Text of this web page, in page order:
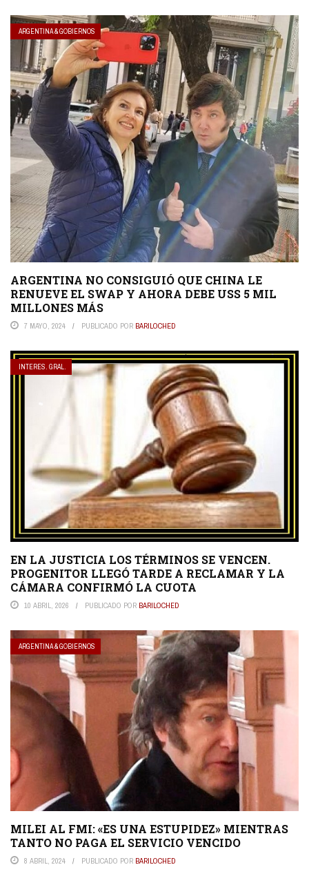
ARGENTINA & GOBIERNOS
ARGENTINA NO CONSIGUIÓ QUE CHINA LE
RENUEVE EL SWAP Y AHORA DEBE USS 5 MIL
MILLONES MÁS
7 MAYO, 2024 PUBLICADO POR BARILOCHED
INTERES. GRAL.
EN LA JUSTICIA LOS TÉRMINOS SE VENCEN.
PROGENITOR LLEGÓ TARDE A RECLAMAR Y LA
CÁMARA CONFIRMÓ LA CUOTA
10 ABRIL, 2026 PUBLICADO POR BARILOCHED
ARGENTINA & GOBIERNOS
MILEI AL FMI: «ES UNA ESTUPIDEZ» MIENTRAS
TANTO NO PAGA EL SERVICIO VENCIDO
8 ABRIL, 2024 PUBLICADO POR BARILOCHED